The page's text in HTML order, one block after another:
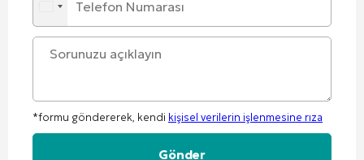
*formu göndererek, kendi kişisel verilerin işlenmesine rıza